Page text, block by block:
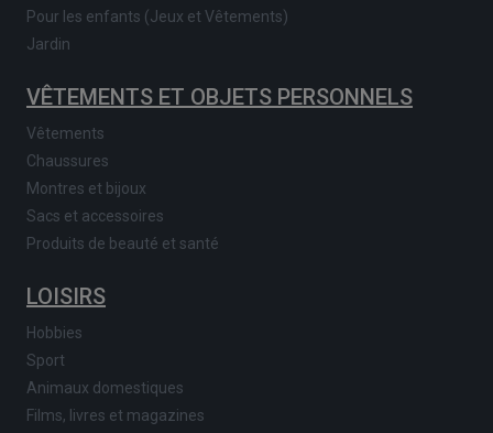
Pour les enfants (Jeux et Vêtements)
Jardin
VÊTEMENTS ET OBJETS PERSONNELS
Vêtements
Chaussures
Montres et bijoux
Sacs et accessoires
Produits de beauté et santé
LOISIRS
Hobbies
Sport
Animaux domestiques
Films, livres et magazines